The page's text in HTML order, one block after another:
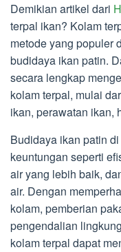
Demikian artikel dari
terpal ikan? Kolam
metode yang populer
budidaya ikan patin.
secara lengkap
kolam terpal, mulai
ikan, perawatan ikan,
Budidaya ikan patin
keuntungan seperti
air yang lebih baik,
air. Dengan
kolam, pemberian
pengendalian
kolam terpal dapat